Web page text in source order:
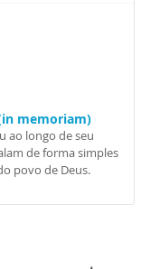
memoriam)
ao longo de seu
de forma simples
povo de Deus.